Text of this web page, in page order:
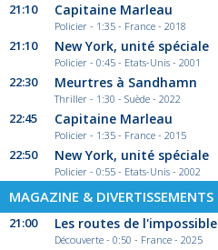
21:10 Capitaine Marleau
Policier - 1:35 - France - 2018
21:10 New York, unité spéciale
Policier - 0:45 - Etats-Unis - 2001
22:30 Meurtres à Sandhamn
Thriller - 1:30 - Suède - 2022
22:45 Capitaine Marleau
Policier - 1:35 - France - 2015
22:50 New York, unité spéciale
Policier - 0:55 - Etats-Unis - 2002
MAGAZINE & DIVERTISSEMENTS
21:00 Les routes de l'impossible
Découverte - 0:50 - France - 2025